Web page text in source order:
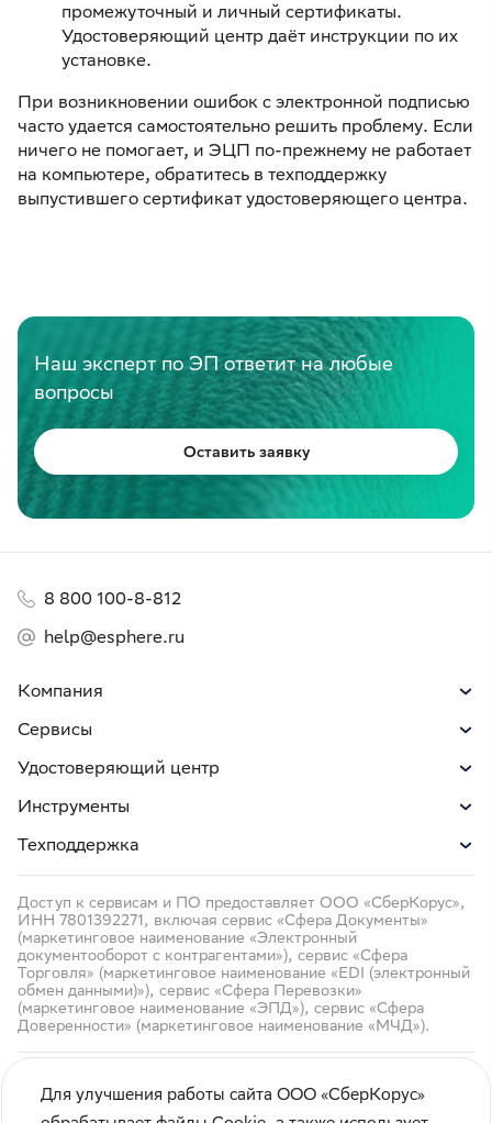
промежуточный и личный сертификаты.
Удостоверяющий центр даёт инструкции по их
установке.
При возникновении ошибок с электронной подписью
часто удается самостоятельно решить проблему. Если
ничего не помогает, и ЭЦП по-прежнему не работает
на компьютере, обратитесь в техподдержку
выпустившего сертификат удостоверяющего центра.
Наш эксперт по ЭП ответит на любые
вопросы
Оставить заявку
Компания
Сервисы
Удостоверяющий центр
Инструменты
Техподдержка
8 800 100-8-812
help@esphere.ru
Доступ к сервисам и ПО предоставляет ООО «СберКорус»,
ИНН 7801392271, включая сервис «Сфера Документы»
(маркетинговое наименование «Электронный
документооборот с контрагентами»), сервис «Сфера
Торговля» (маркетинговое наименование «EDI (электронный
обмен данными)»), сервис «Сфера Перевозки»
(маркетинговое наименование «ЭПД»), сервис «Сфера
Доверенности» (маркетинговое наименование «МЧД»).
Для улучшения работы сайта ООО «СберКорус»